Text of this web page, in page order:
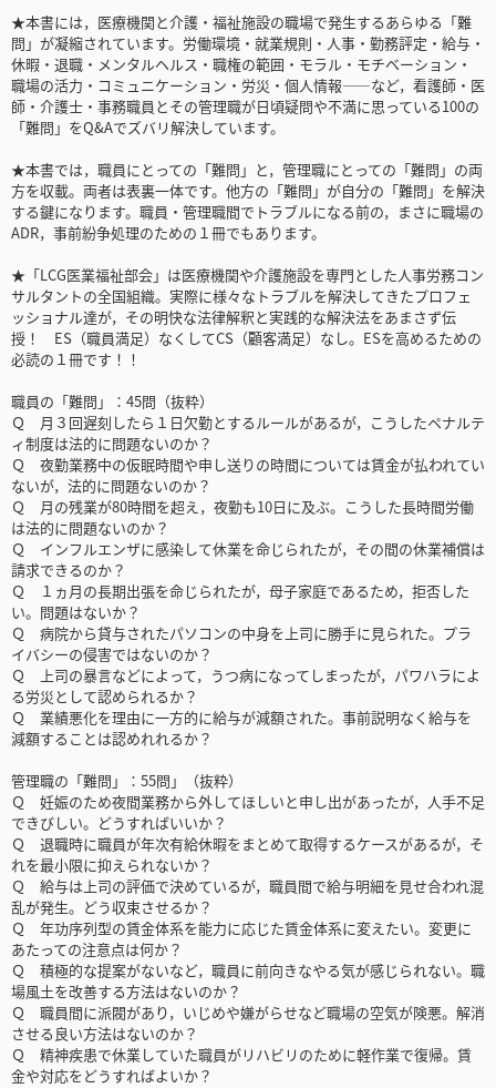
★本書には，医療機関と介護・福祉施設の職場で発生するあらゆる「難
問」が凝縮されています。労働環境・就業規則・人事・勤務評定・給与・
休暇・退職・メンタルヘルス・職権の範囲・モラル・モチベーション・
職場の活力・コミュニケーション・労災・個人情報――など，看護師・医
師・介護士・事務職員とその管理職が日頃疑問や不満に思っている100の
「難問」をQ&Aでズバリ解決しています。
★本書では，職員にとっての「難問」と，管理職にとっての「難問」の両
方を収載。両者は表裏一体です。他方の「難問」が自分の「難問」を解決
する鍵になります。職員・管理職間でトラブルになる前の，まさに職場の
ADR，事前紛争処理のための１冊でもあります。
★「LCG医業福祉部会」は医療機関や介護施設を専門とした人事労務コン
サルタントの全国組織。実際に様々なトラブルを解決してきたプロフェ
ッショナル達が，その明快な法律解釈と実践的な解決法をあまさず伝
授！ ES（職員満足）なくしてCS（顧客満足）なし。ESを高めるための
必読の１冊です！！
職員の「難問」：45問（抜粋）
Ｑ 月３回遅刻したら１日欠勤とするルールがあるが，こうしたペナルテ
ィ制度は法的に問題ないのか？
Ｑ 夜勤業務中の仮眠時間や申し送りの時間については賃金が払われてい
ないが，法的に問題ないのか？
Ｑ 月の残業が80時間を超え，夜勤も10日に及ぶ。こうした長時間労働
は法的に問題ないのか？
Ｑ インフルエンザに感染して休業を命じられたが，その間の休業補償は
請求できるのか？
Ｑ １ヵ月の長期出張を命じられたが，母子家庭であるため，拒否した
い。問題はないか？
Ｑ 病院から貸与されたパソコンの中身を上司に勝手に見られた。プラ
イバシーの侵害ではないのか？
Ｑ 上司の暴言などによって，うつ病になってしまったが，パワハラによ
る労災として認められるか？
Ｑ 業績悪化を理由に一方的に給与が減額された。事前説明なく給与を
減額することは認めれれるか？
管理職の「難問」：55問」（抜粋）
Ｑ 妊娠のため夜間業務から外してほしいと申し出があったが，人手不足
できびしい。どうすればいいか？
Ｑ 退職時に職員が年次有給休暇をまとめて取得するケースがあるが，そ
れを最小限に抑えられないか？
Ｑ 給与は上司の評価で決めているが，職員間で給与明細を見せ合われ混
乱が発生。どう収束させるか？
Ｑ 年功序列型の賃金体系を能力に応じた賃金体系に変えたい。変更に
あたっての注意点は何か？
Ｑ 積極的な提案がないなど，職員に前向きなやる気が感じられない。職
場風土を改善する方法はないのか？
Ｑ 職員間に派閥があり，いじめや嫌がらせなど職場の空気が険悪。解消
させる良い方法はないのか？
Ｑ 精神疾患で休業していた職員がリハビリのために軽作業で復帰。賃
金や対応をどうすればよいか？